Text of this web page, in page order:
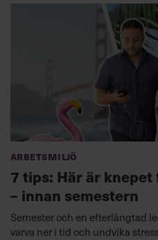
Arbetsmiljö
7 tips: Här är
– innan semestern
Semester och en efterlängtad
varva ner i tid och undvika